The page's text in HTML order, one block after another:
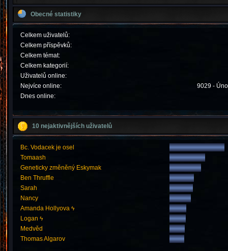
Obecné statistiky
Celkem uživatelů:
Celkem příspěvků:
Celkem témat:
Celkem kategorií:
Uživatelů online:
Nejvíce online:
9029 -
Dnes online:
10 nejaktivnějších uživatelů
Bc. Vodacek je osel
Tomaash
Geneticky změněný Eskymak
Ben Thruffle
Sarah
Nancy
Amanda Hollyova ϟ
Logan ϟ
Medvěd
Thomas Algarov